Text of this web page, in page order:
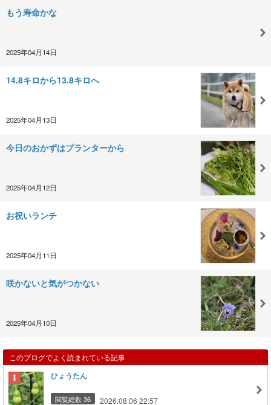
もう寿命かな
2025年04月14日
14.8キロから13.8キロへ
2025年04月13日
今日のおかずはプランターから
2025年04月12日
お祝いランチ
2025年04月11日
咲かないと気がつかない
2025年04月10日
このブログでよく読まれている記事
ひょうたん
閲覧総数 36 2026.08.06 22:57